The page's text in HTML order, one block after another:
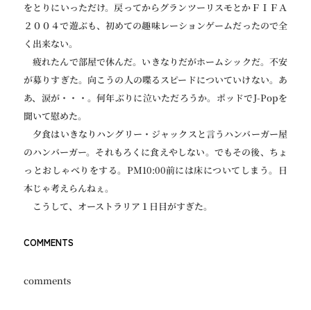
をとりにいっただけ。戻ってからグランツーリスモとかＦＩＦＡ
２００４で遊ぶも、初めての趣味レーションゲームだったので全
く出来ない。
疲れたんで部屋で休んだ。いきなりだがホームシックだ。不安
が募りすぎた。向こうの人の喋るスピードについていけない。あ
あ、涙が・・・。何年ぶりに泣いただろうか。ポッドでJ-Popを
聞いて慰めた。
夕食はいきなりハングリー・ジャックスと言うハンバーガー屋
のハンバーガー。それもろくに食えやしない。でもその後、ちょ
っとおしゃべりをする。PM10:00前には床についてしまう。日
本じゃ考えらんねぇ。
こうして、オーストラリア１日目がすぎた。
COMMENTS
comments